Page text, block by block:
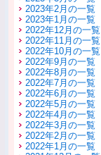
2023年2月の一覧
2023年1月の一覧
2022年12月の一覧
2022年11月の一覧
2022年10月の一覧
2022年9月の一覧
2022年8月の一覧
2022年7月の一覧
2022年6月の一覧
2022年5月の一覧
2022年4月の一覧
2022年3月の一覧
2022年2月の一覧
2022年1月の一覧